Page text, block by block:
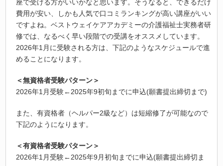
座で受ける方がいいかなと思います。そうなると、できるだけ
費用が安い、しかも人気で口コミランキングが高い講座がいい
ですよね。ベストウェイケアアカデミーの介護福祉士実務者研
修では、なるべく早い段階での受講をオススメしています。
2026年1月に受験される方は、下記のようなスケジュールで進
めることになります。
＜無資格者受験パターン＞
2026年1月受験←2025年9初旬までに申込(願書提出締切まで)
また、有資格者（ヘルパー2級など）は短縮修了が可能なので
下記のようになります。
＜有資格者受験パターン＞
2026年1月受験←2025年9月初旬までに申込(願書提出締切ま